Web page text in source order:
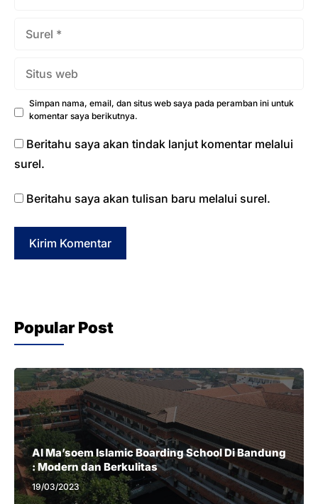
Simpan nama, email, dan situs web saya pada peramban ini untuk
komentar saya berikutnya.
Beritahu saya akan tindak lanjut komentar melalui
surel.
Beritahu saya akan tulisan baru melalui surel.
Popular Post
Al Ma’soem Islamic Boarding School Di Bandung
: Modern dan Berkulitas
19/03/2023